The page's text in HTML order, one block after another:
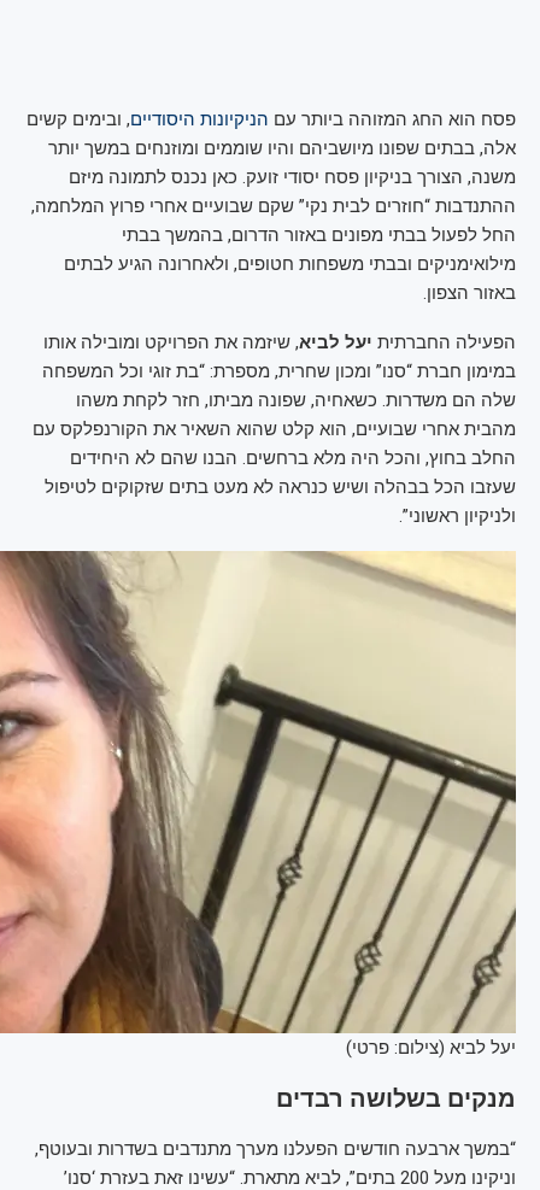
פסח הוא החג המזוהה ביותר עם הניקיונות היסודיים, ובימים קשים
אלה, בבתים שפונו מיושביהם והיו שוממים ומוזנחים במשך יותר
משנה, הצורך בניקיון פסח יסודי זועק. כאן נכנס לתמונה מיזם
ההתנדבות “חוזרים לבית נקי” שקם שבועיים אחרי פרוץ המלחמה,
החל לפעול בבתי מפונים באזור הדרום, בהמשך בבתי
מילואימניקים ובבתי משפחות חטופים, ולאחרונה הגיע לבתים
באזור הצפון.
הפעילה החברתית יעל לביא, שיזמה את הפרויקט ומובילה אותו
במימון חברת “סנו” ומכון שחרית, מספרת: “בת זוגי וכל המשפחה
שלה הם משדרות. כשאחיה, שפונה מביתו, חזר לקחת משהו
מהבית אחרי שבועיים, הוא קלט שהוא השאיר את הקורנפלקס עם
החלב בחוץ, והכל היה מלא ברחשים. הבנו שהם לא היחידים
שעזבו הכל בבהלה ושיש כנראה לא מעט בתים שזקוקים לטיפול
ולניקיון ראשוני”.
יעל לביא (צילום: פרטי)
מנקים בשלושה רבדים
“במשך ארבעה חודשים הפעלנו מערך מתנדבים בשדרות ובעוטף,
וניקינו מעל 200 בתים”, לביא מתארת. “עשינו זאת בעזרת ‘סנו’